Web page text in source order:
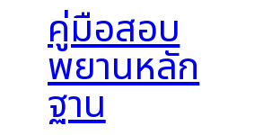
คู่มือสอบ
พยานหลัก
ฐาน